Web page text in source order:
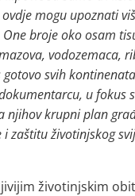
mogu upoznati
broje oko osam
vodozemaca,
svih
u fokus
njihov krupni plan
zaštitu životinjskog
životinjskim